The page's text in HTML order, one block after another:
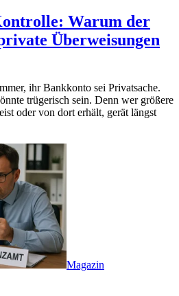
Warum der
Überweisungen
ihr Bankkonto sei Privatsache.
trügerisch sein. Denn wer größere
oder von dort erhält, gerät längst
Magazin